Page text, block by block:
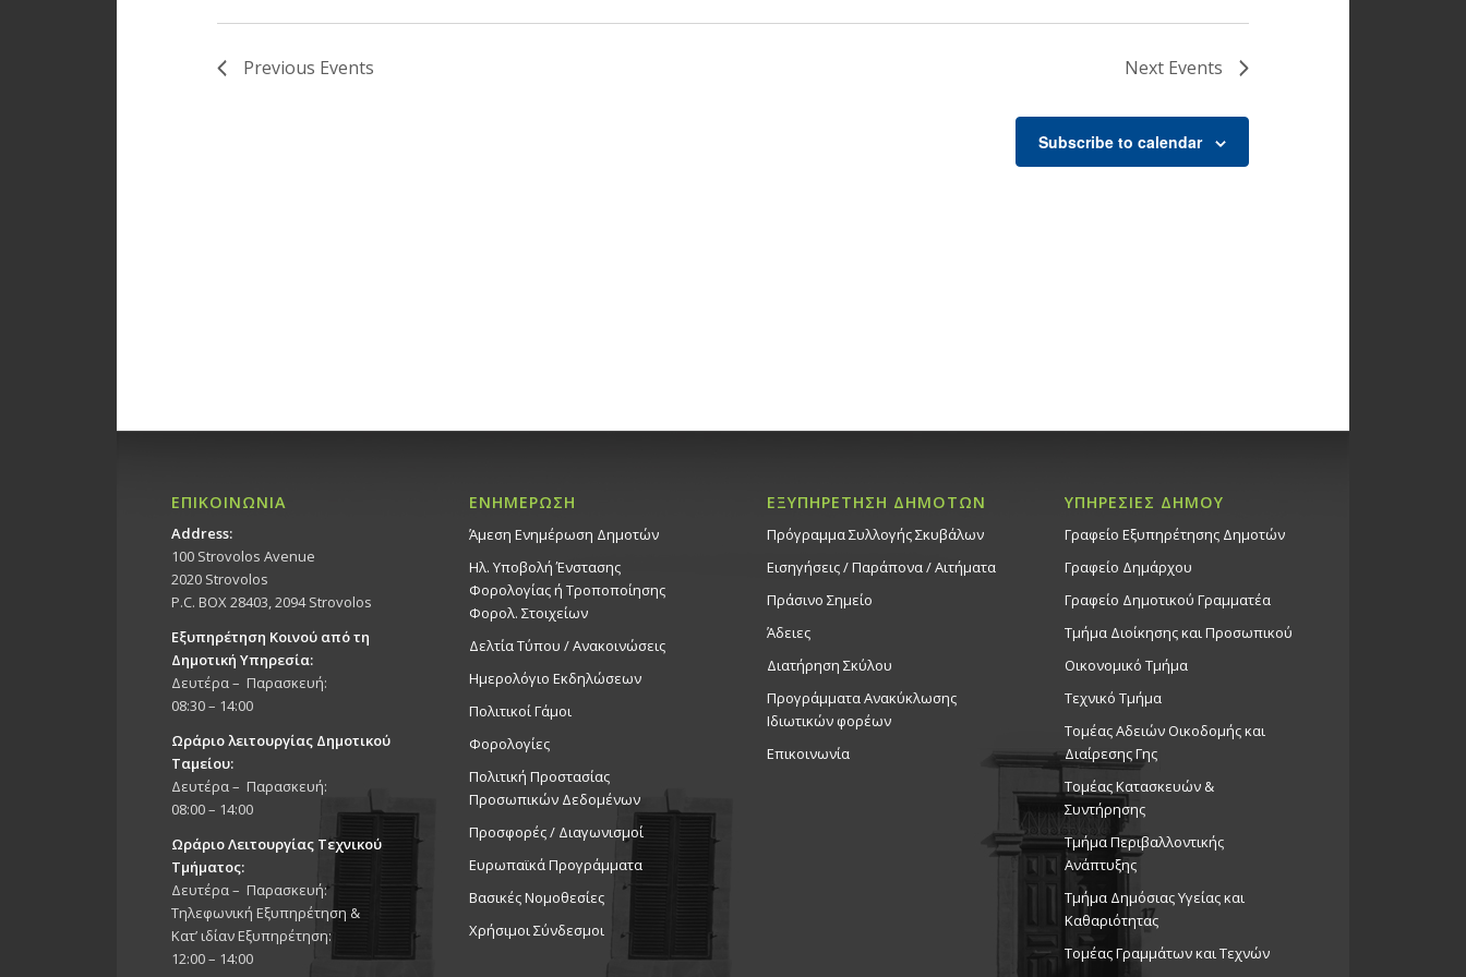
Previous Events Next Events
Subscribe to calendar
ΕΠΙΚΟΙΝΩΝΙΑ
Address:
100 Strovolos Avenue
2020 Strovolos
P.C. BOX 28403, 2094 Strovolos
Εξυπηρέτηση Κοινού από τη
Δημοτική Υπηρεσία:
Δευτέρα – Παρασκευή:
08:30 – 14:00
Ωράριο λειτουργίας Δημοτικού
Ταμείου:
Δευτέρα – Παρασκευή:
08:00 – 14:00
Ωράριο Λειτουργίας Τεχνικού
Τμήματος:
Δευτέρα – Παρασκευή:
Τηλεφωνική Εξυπηρέτηση &
Κατ’ ιδίαν Εξυπηρέτηση:
12:00 – 14:00
ΕΝΗΜΕΡΩΣΗ
Άμεση Ενημέρωση Δημοτών
Ηλ. Υποβολή Ένστασης
Φορολογίας ή Τροποποίησης
Φορολ. Στοιχείων
Δελτία Τύπου / Ανακοινώσεις
Ημερολόγιο Εκδηλώσεων
Πολιτικοί Γάμοι
Φορολογίες
Πολιτική Προστασίας
Προσωπικών Δεδομένων
Προσφορές / Διαγωνισμοί
Ευρωπαϊκά Προγράμματα
Βασικές Νομοθεσίες
Χρήσιμοι Σύνδεσμοι
ΕΞΥΠΗΡΕΤΗΣΗ ΔΗΜΟΤΩΝ
Πρόγραμμα Συλλογής Σκυβάλων
Εισηγήσεις / Παράπονα / Αιτήματα
Πράσινο Σημείο
Άδειες
Διατήρηση Σκύλου
Προγράμματα Ανακύκλωσης
Ιδιωτικών φορέων
Επικοινωνία
ΥΠΗΡΕΣΙΕΣ ΔΗΜΟΥ
Γραφείο Εξυπηρέτησης Δημοτών
Γραφείο Δημάρχου
Γραφείο Δημοτικού Γραμματέα
Τμήμα Διοίκησης και Προσωπικού
Οικονομικό Τμήμα
Τεχνικό Τμήμα
Τομέας Αδειών Οικοδομής και
Διαίρεσης Γης
Τομέας Κατασκευών &
Συντήρησης
Τμήμα Περιβαλλοντικής
Ανάπτυξης
Tμήμα Δημόσιας Υγείας και
Καθαριότητας
Τομέας Γραμμάτων και Τεχνών